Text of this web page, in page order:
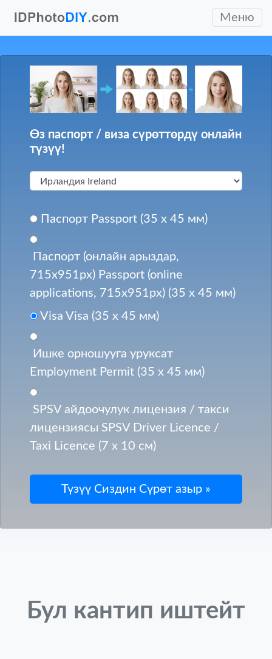
Меню
Өз паспорт / виза сүрөттөрдү онлайн
түзүү!
Паспорт Passport (35 x 45 мм)
Паспорт (онлайн арыздар,
715x951px) Passport (online
applications, 715x951px) (35 x 45 мм)
Visa Visa (35 x 45 мм)
Ишке орношууга уруксат
Employment Permit (35 x 45 мм)
SPSV айдоочулук лицензия / такси
лицензиясы SPSV Driver Licence /
Taxi Licence (7 x 10 см)
Бул кантип иштейт